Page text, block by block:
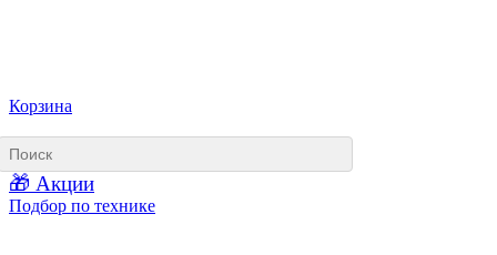
Корзина
🎁 Акции
Подбор по технике